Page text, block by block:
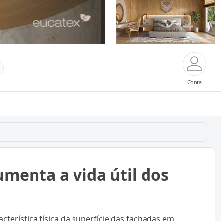
Conta
a vida útil dos
física da superfície das fachadas em